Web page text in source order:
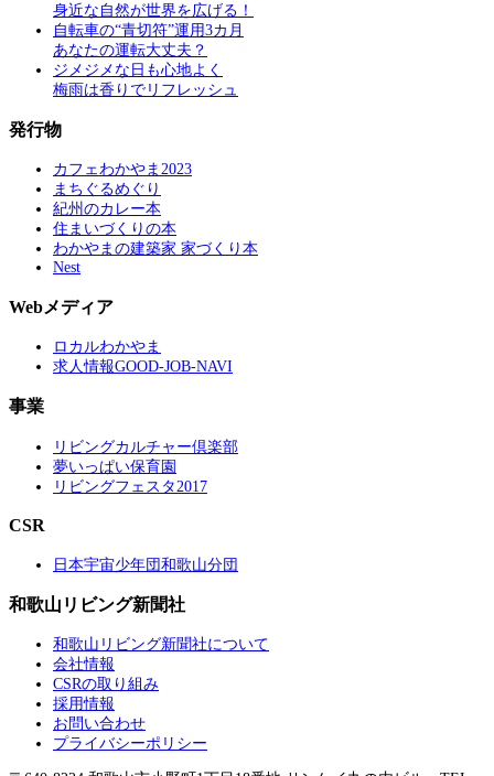
身近な自然が世界を広げる！
自転車の“青切符”運用3カ月
あなたの運転大丈夫？
ジメジメな日も心地よく
梅雨は香りでリフレッシュ
発行物
カフェわかやま2023
まちぐるめぐり
紀州のカレー本
住まいづくりの本
わかやまの建築家 家づくり本
Nest
Webメディア
ロカルわかやま
求人情報GOOD-JOB-NAVI
事業
リビングカルチャー倶楽部
夢いっぱい保育園
リビングフェスタ2017
CSR
日本宇宙少年団和歌山分団
和歌山リビング新聞社
和歌山リビング新聞社について
会社情報
CSRの取り組み
採用情報
お問い合わせ
プライバシーポリシー